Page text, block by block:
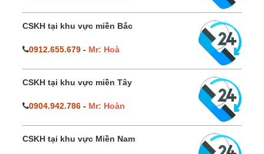
CSKH tại khu vực miền Bắc
0912.655.679 - Mr: Hoà
CSKH tại khu vực miền Tây
0904.942.786 - Mr: Hoàn
CSKH tại khu vực Miền Nam